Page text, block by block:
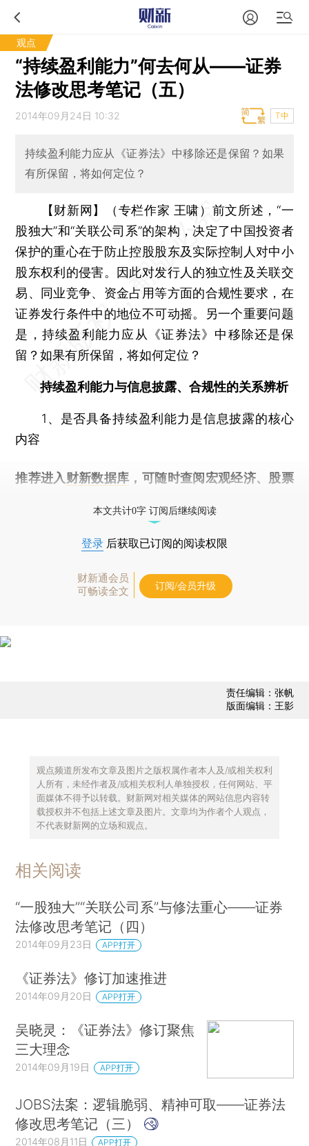
观点
“持续盈利能力”何去何从——证券
法修改思考笔记（五）
2014年09月24日 10:32 T中
持续盈利能力应从《证券法》中移除还是保留？如果
有所保留，将如何定位？
【财新网】（专栏作家 王啸） 前文所述，“一
股独大”和“关联公司系”的架构，决定了中国投资者
保护的重心在于防止控股股东及实际控制人对中小
股东权利的侵害。因此对发行人的独立性及关联交
易、同业竞争、资金占用等方面的合规性要求，在
证券发行条件中的地位不可动摇。另一个重要问题
是，持续盈利能力应从《证券法》中移除还是保
留？如果有所保留，将如何定位？
持续盈利能力与信息披露、合规性的关系辨析
1、是否具备持续盈利能力是信息披露的核心
内容
推荐进入 财新数据库 ，可随时查阅宏观经济、股票
本文共计0字 订阅后继续阅读
登录 后获取已订阅的阅读权限
财新通会员
可畅读全文
订阅/会员升级
责任编辑：张帆
版面编辑：王影
观点频道所发布文章及图片之版权属作者本人及/或相关权利
人所有，未经作者及/或相关权利人单独授权，任何网站、平
面媒体不得予以转载。财新网对相关媒体的网站信息内容转
载授权并不包括上述文章及图片。文章均为作者个人观点，
不代表财新网的立场和观点。
相关阅读
“一股独大”“关联公司系”与修法重心——证券
法修改思考笔记（四）
2014年09月23日 APP打开
《证券法》修订加速推进
2014年09月20日 APP打开
吴晓灵：《证券法》修订聚焦
三大理念
2014年09月19日 APP打开
JOBS法案：逻辑脆弱、精神可取——证券法
修改思考笔记（三）
2014年08月11日 APP打开